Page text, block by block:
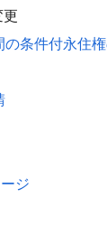
条件付永住
ジ